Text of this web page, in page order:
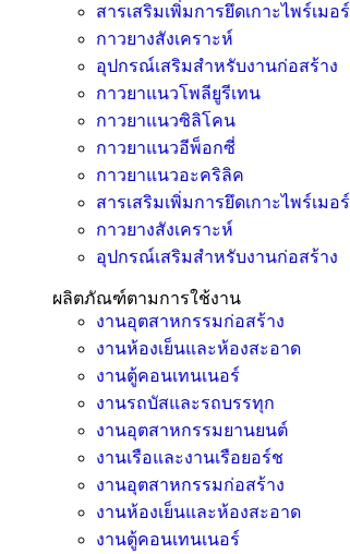
สารเสริมเพิ่มการยึดเกาะไพร์เมอร์
กาวยางสังเคราะห์
อุปกรณ์เสริมสำหรับงานก่อสร้าง
กาวยาแนวโพลียูรีเทน
กาวยาแนวซิลิโคน
กาวยาแนวอีพ็อกซี่
กาวยาแนวอะคริลิค
สารเสริมเพิ่มการยึดเกาะไพร์เมอร์
กาวยางสังเคราะห์
อุปกรณ์เสริมสำหรับงานก่อสร้าง
ผลิตภัณฑ์ตามการใช้งาน
งานอุตสาหกรรมก่อสร้าง
งานห้องเย็นและห้องสะอาด
งานตู้คอนเทนเนอร์
งานรถบัสและรถบรรทุก
งานอุตสาหกรรมยานยนต์
งานเรือและงานเรือยอร์ช
งานอุตสาหกรรมก่อสร้าง
งานห้องเย็นและห้องสะอาด
งานตู้คอนเทนเนอร์